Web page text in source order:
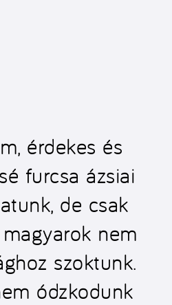
érdekes és
furcsa ázsiai
de csak
nem
szoktunk.
ódzkodunk